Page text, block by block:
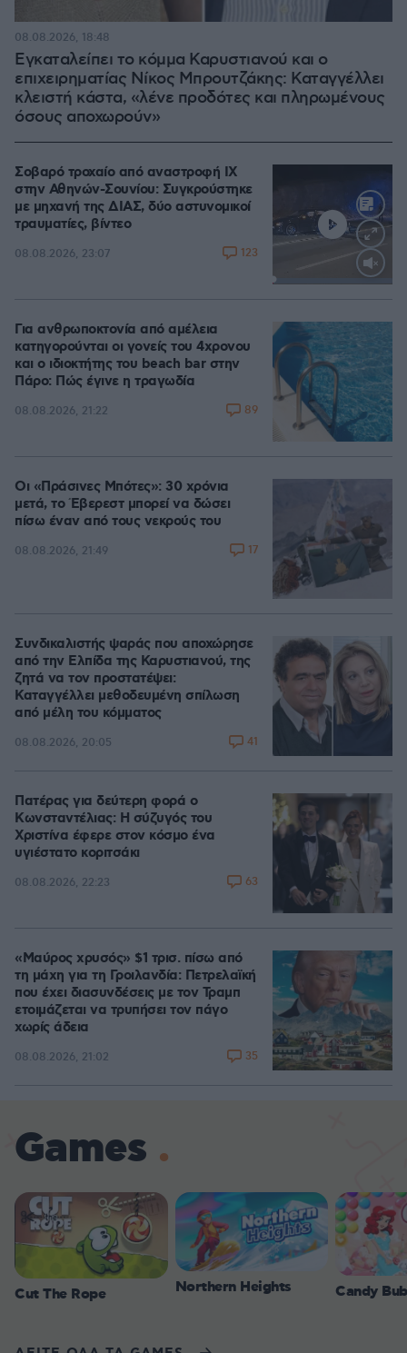
Εγκαταλείπει το κόμμα Καρυστιανού και ο
επιχειρηματίας Νίκος Μπρουτζάκης: Καταγγέλλει
κλειστή κάστα, «λένε προδότες και πληρωμένους
όσους αποχωρούν»
08.08.2026, 18:48
Σοβαρό τροχαίο από αναστροφή ΙΧ
στην Αθηνών-Σουνίου: Συγκρούστηκε
με μηχανή της ΔΙΑΣ, δύο αστυνομικοί
τραυματίες, βίντεο
08.08.2026, 23:07 123
Για ανθρωποκτονία από αμέλεια
κατηγορούνται οι γονείς του 4χρονου
και ο ιδιοκτήτης του beach bar στην
Πάρο: Πώς έγινε η τραγωδία
08.08.2026, 21:22 89
Οι «Πράσινες Μπότες»: 30 χρόνια
μετά, το Έβερεστ μπορεί να δώσει
πίσω έναν από τους νεκρούς του
08.08.2026, 21:49 17
Συνδικαλιστής ψαράς που αποχώρησε
από την Ελπίδα της Καρυστιανού, της
ζητά να τον προστατέψει:
Καταγγέλλει μεθοδευμένη σπίλωση
από μέλη του κόμματος
08.08.2026, 20:05 41
Πατέρας για δεύτερη φορά ο
Κωνσταντέλιας: Η σύζυγός του
Χριστίνα έφερε στον κόσμο ένα
υγιέστατο κοριτσάκι
08.08.2026, 22:23 63
«Μαύρος χρυσός» $1 τρισ. πίσω από
τη μάχη για τη Γροιλανδία: Πετρελαϊκή
που έχει διασυνδέσεις με τον Τραμπ
ετοιμάζεται να τρυπήσει τον πάγο
χωρίς άδεια
08.08.2026, 21:02 35
Games
Cut The Rope Northern Heights Candy